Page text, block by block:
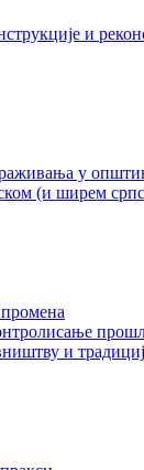
и
у
(и ширем
и